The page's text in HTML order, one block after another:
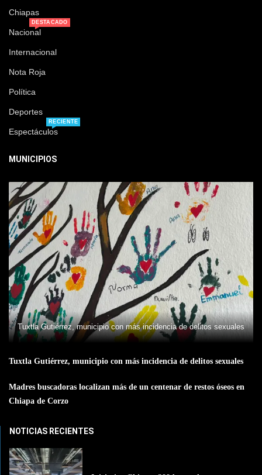
Chiapas
Nacional
DESTACADO
Internacional
Nota Roja
Política
Deportes
Espectáculos
RECIENTE
MUNICIPIOS
Tuxtla Gutiérrez, municipio con más incidencia de delitos sexuales
Tuxtla Gutiérrez, municipio con más incidencia de delitos sexuales
Madres buscadoras localizan más de un centenar de restos óseos en
Chiapa de Corzo
NOTICIAS RECIENTES